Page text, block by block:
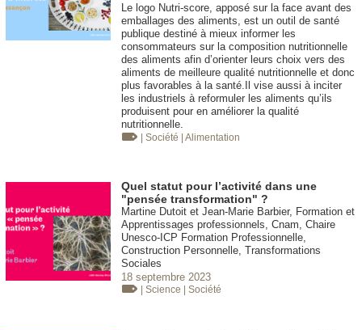
Le logo Nutri-score, apposé sur la face avant des
emballages des aliments, est un outil de santé
publique destiné à mieux informer les
consommateurs sur la composition nutritionnelle
des aliments afin d’orienter leurs choix vers des
aliments de meilleure qualité nutritionnelle et donc
plus favorables à la santé.Il vise aussi à inciter
les industriels à reformuler les aliments qu’ils
produisent pour en améliorer la qualité
nutritionnelle.
| Société | Alimentation
Quel statut pour l’activité dans une
"pensée transformation" ?
Martine Dutoit et Jean-Marie Barbier, Formation et
Apprentissages professionnels, Cnam, Chaire
Unesco-ICP Formation Professionnelle,
Construction Personnelle, Transformations
Sociales
18 septembre 2023
| Science | Société